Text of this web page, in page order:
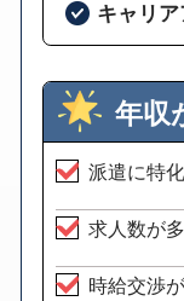
キャリ
年収
派遣に特化
求人数が
時給交渉